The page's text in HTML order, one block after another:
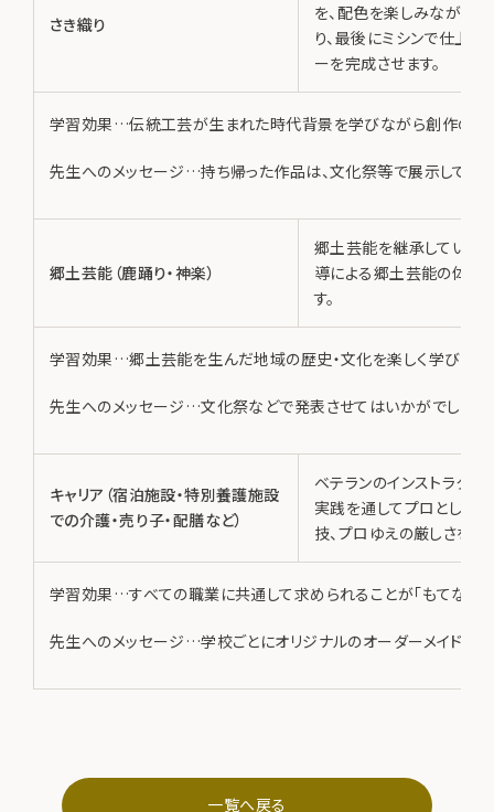
さき織り
を、配色を楽しみながら
り、最後にミシンで仕上げ
ーを完成させます。
学習効果…伝統工芸が生まれた時代背景を学びながら創作の達
先生へのメッセージ…持ち帰った作品は、文化祭等で展示して旅
郷土芸能（鹿踊り・神楽）
郷土芸能を継承している
導による郷土芸能の体験
す。
学習効果…郷土芸能を生んだ地域の歴史・文化を楽しく学びなが
先生へのメッセージ…文化祭などで発表させてはいかがでしょう。
キャリア（宿泊施設・特別養護施設
での介護・売り子・配膳など）
ベテランのインストラクタ
実践を通してプロとして
技、プロゆえの厳しさを学
学習効果…すべての職業に共通して求められることが「もてなし
先生へのメッセージ…学校ごとにオリジナルのオーダーメイドで対
一覧へ戻る